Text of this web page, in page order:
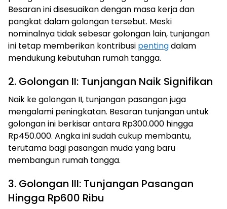
Besaran ini disesuaikan dengan masa kerja dan
pangkat dalam golongan tersebut. Meski
nominalnya tidak sebesar golongan lain, tunjangan
ini tetap memberikan kontribusi pentingdalam
mendukung kebutuhan rumah tangga.
2. Golongan II: Tunjangan Naik Signifikan
Naik ke golongan II, tunjangan pasangan juga
mengalami peningkatan. Besaran tunjangan untuk
golongan ini berkisar antara Rp300.000 hingga
Rp450.000. Angka ini sudah cukup membantu,
terutama bagi pasangan muda yang baru
membangun rumah tangga.
3. Golongan III: Tunjangan Pasangan
Hingga Rp600 Ribu